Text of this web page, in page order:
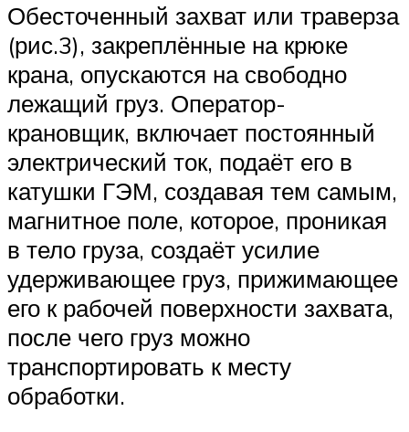
Обесточенный захват или траверза
(рис.3), закреплённые на крюке
крана, опускаются на свободно
лежащий груз. Оператор-
крановщик, включает постоянный
электрический ток, подаёт его в
катушки ГЭМ, создавая тем самым,
магнитное поле, которое, проникая
в тело груза, создаёт усилие
удерживающее груз, прижимающее
его к рабочей поверхности захвата,
после чего груз можно
транспортировать к месту
обработки.